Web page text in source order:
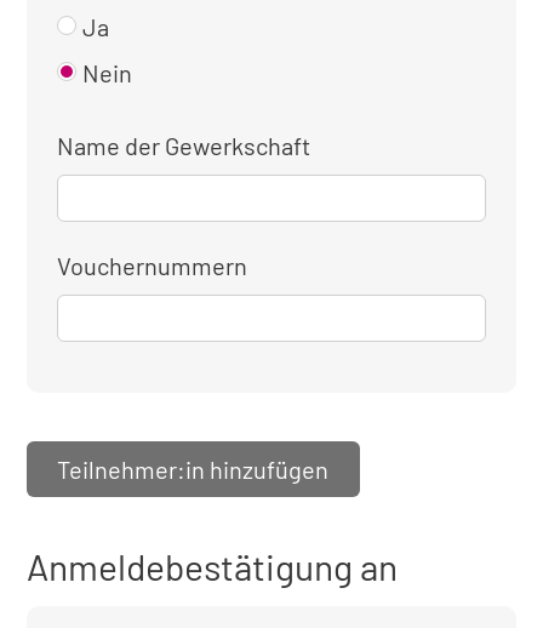
Ja
Nein
Name der Gewerkschaft
Vouchernummern
Teilnehmer:in hinzufügen
Anmeldebestätigung an